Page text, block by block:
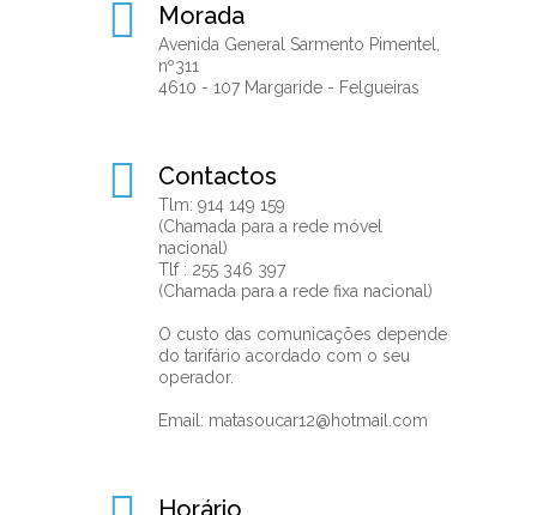
Morada
Avenida General Sarmento Pimentel,
nº311
4610 - 107 Margaride - Felgueiras
Contactos
Tlm: 914 149 159
(Chamada para a rede móvel
nacional)
Tlf : 255 346 397
(Chamada para a rede fixa nacional)
O custo das comunicações depende
do tarifário acordado com o seu
operador.
Email: matasoucar12@hotmail.com
Horário